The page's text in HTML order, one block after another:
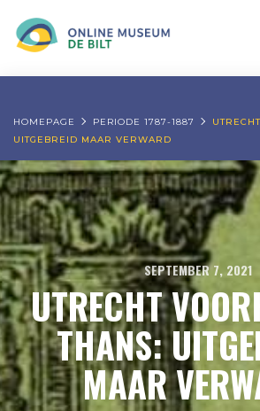
HOMEPAGE PERIODE 1787-1887
UITGEBREID MAAR VERWARD
SEPTEMBER 7, 2021
UTRECHT
THANS:
MAAR